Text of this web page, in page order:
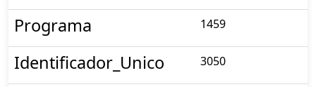
Programa 1459
Identificador_Unico 3050